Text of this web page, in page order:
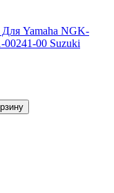
Yamaha NGK-
00 Suzuki